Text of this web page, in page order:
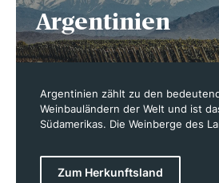
Argentinien
Argentinien zählt zu den
Weinbauländern der Welt und ist
Südamerikas. Die Weinberge des
Kombination aus Höhenlage,
und Bodenvielfalt profitieren. Auf
Zum Herkunftsland